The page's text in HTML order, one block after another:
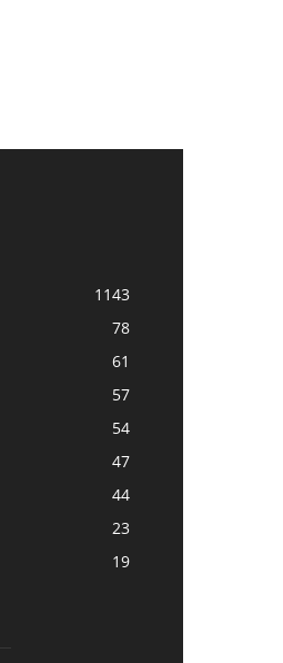
1143
78
61
57
54
47
44
23
19